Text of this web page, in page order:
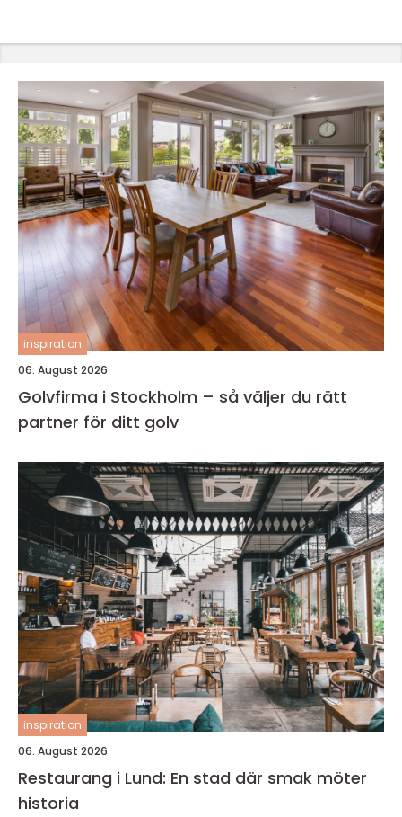
inspiration
06. August 2026
Golvfirma i Stockholm – så väljer du rätt
partner för ditt golv
inspiration
06. August 2026
Restaurang i Lund: En stad där smak möter
historia